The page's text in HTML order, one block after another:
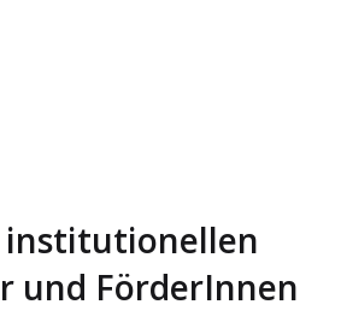
institutionellen
und FörderInnen